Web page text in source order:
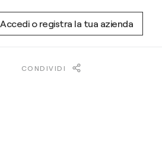
Accedi o registra la tua azienda
CONDIVIDI